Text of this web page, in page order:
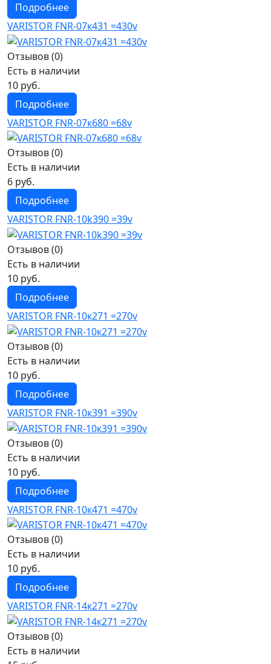
Подробнее
VARISTOR FNR-07к431 =430v
Отзывов (0)
Есть в наличии
10 руб.
Подробнее
VARISTOR FNR-07к680 =68v
Отзывов (0)
Есть в наличии
6 руб.
Подробнее
VARISTOR FNR-10k390 =39v
Отзывов (0)
Есть в наличии
10 руб.
Подробнее
VARISTOR FNR-10к271 =270v
Отзывов (0)
Есть в наличии
10 руб.
Подробнее
VARISTOR FNR-10к391 =390v
Отзывов (0)
Есть в наличии
10 руб.
Подробнее
VARISTOR FNR-10к471 =470v
Отзывов (0)
Есть в наличии
10 руб.
Подробнее
VARISTOR FNR-14к271 =270v
Отзывов (0)
Есть в наличии